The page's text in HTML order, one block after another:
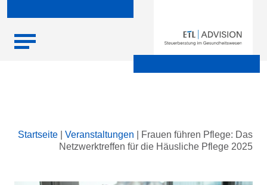
Startseite Veranstaltungen
Frauen führen Pflege: Das
Netzwerktreffen für die Häusliche Pflege 2025